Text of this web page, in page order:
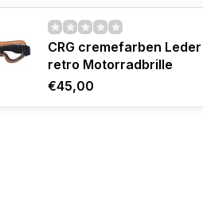
CRG cremefarben
retro Motorradbrille
€45,00